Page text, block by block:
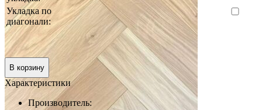
Укладка по
диагонали:
Итого:
0 руб.
В корзину
Характеристики
Производитель: